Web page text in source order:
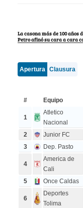
La casona más de 100 años
Petro afinó su cara a cara
Apertura Clausura
#
Equipo
1
Atletico
Nacional
2 Junior FC
3
Dep. Pasto
4
America de
Cali
5 Once Caldas
6
Deportes
Tolima